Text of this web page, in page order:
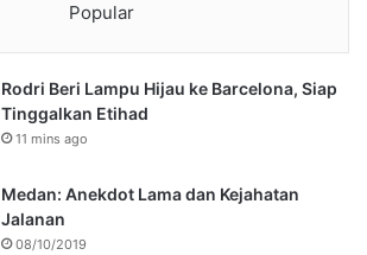
Popular
Rodri Beri Lampu Hijau ke Barcelona, Siap
Tinggalkan Etihad
11 mins ago
Medan: Anekdot Lama dan Kejahatan
Jalanan
08/10/2019